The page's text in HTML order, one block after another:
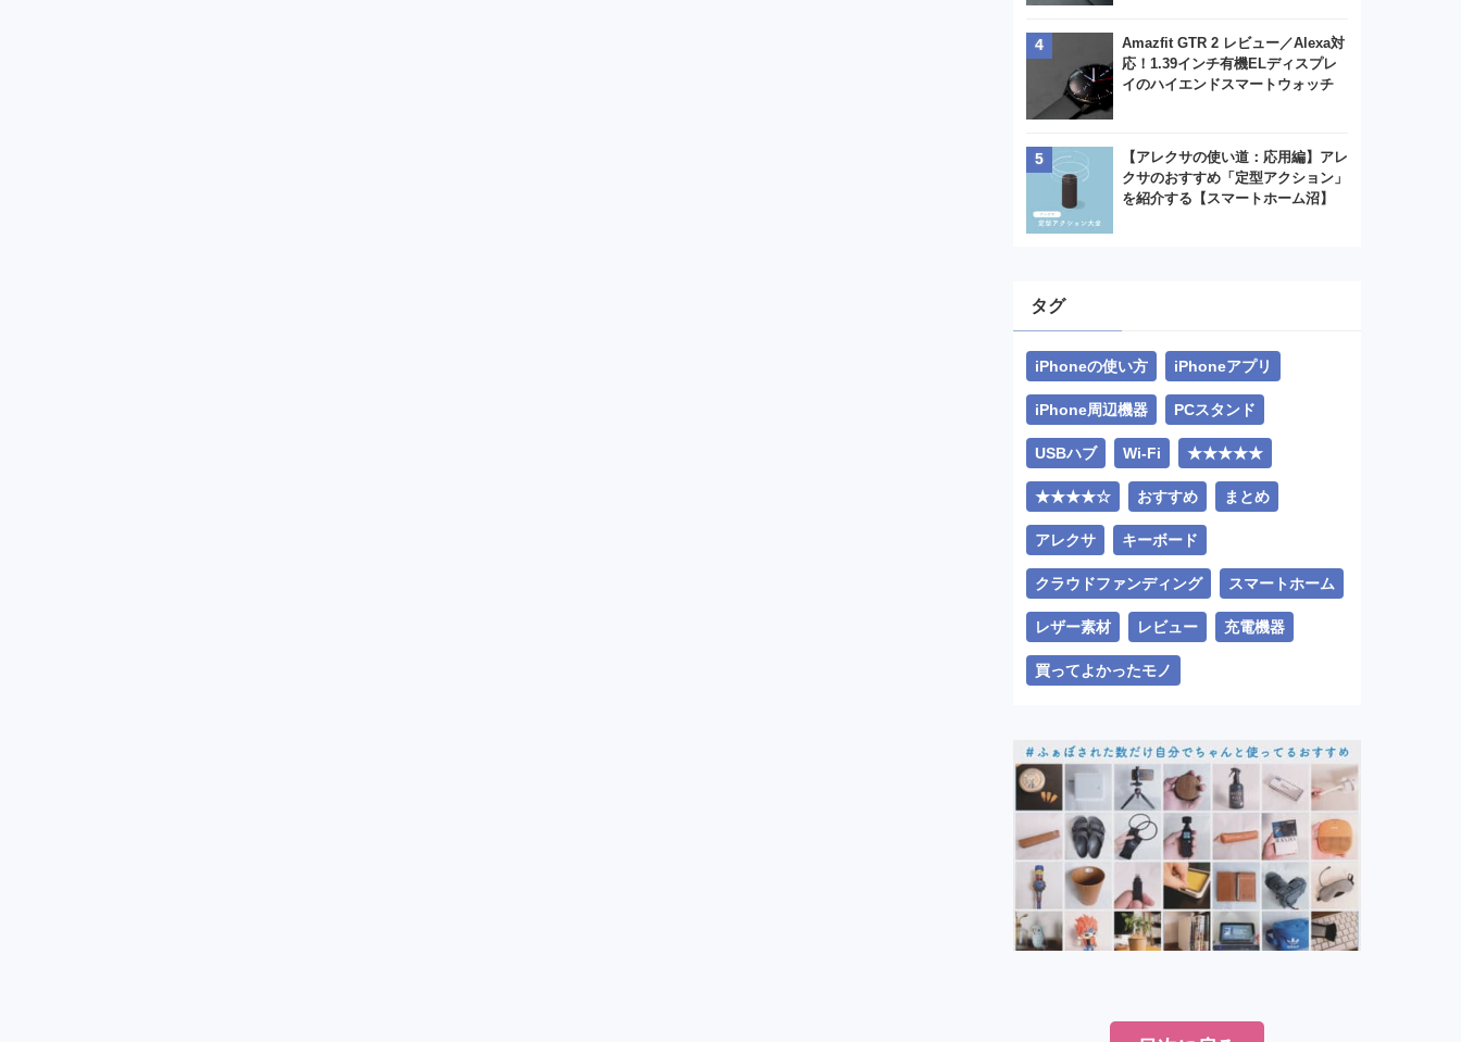
Amazfit GTR 2 レビュー／Alexa対
応！1.39インチ有機ELディスプレ
イのハイエンドスマートウォッチ
【アレクサの使い道：応用編】アレ
クサのおすすめ「定型アクション」
を紹介する【スマートホーム沼】
タグ
iPhoneの使い方 iPhoneアプリ
iPhone周辺機器 PCスタンド
USBハブ Wi-Fi ★★★★★
★★★★☆ おすすめ まとめ
アレクサ キーボード
クラウドファンディング スマートホーム
レザー素材 レビュー 充電機器
買ってよかったモノ